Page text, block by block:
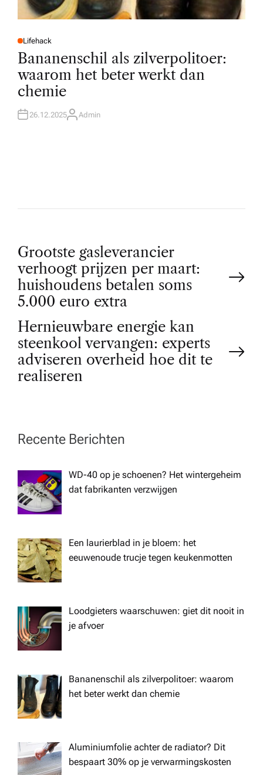
P
O
E
D
I
N
Lifehack
Bananenschil als zilverpolitoer:
waarom het beter werkt dan
chemie
26.12.2025A
Admin
P
o
s
t
n
v
i
g
a
t
o
n
Grootste gasleverancier
verhoogt prijzen per maart:
huishoudens betalen soms
5.000 euro extra
Hernieuwbare energie kan
steenkool vervangen: experts
adviseren overheid hoe dit te
realiseren
Recente Berichten
WD-40 op je schoenen? Het wintergeheim
dat fabrikanten verzwijgen
Een laurierblad in je bloem: het
eeuwenoude trucje tegen keukenmotten
Loodgieters waarschuwen: giet dit nooit in
je afvoer
Bananenschil als zilverpolitoer: waarom
het beter werkt dan chemie
Aluminiumfolie achter de radiator? Dit
bespaart 30% op je verwarmingskosten